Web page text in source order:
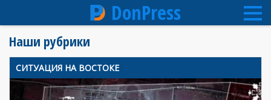
основному
содержанию
DonPress
Наши рубрики
СИТУАЦИЯ НА ВОСТОКЕ